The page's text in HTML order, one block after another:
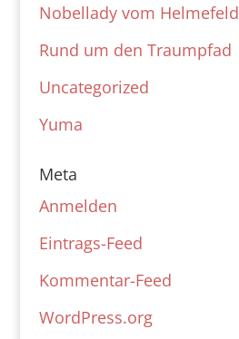
Nobellady vom Helmefeld
Rund um den Traumpfad
Uncategorized
Yuma
Meta
Anmelden
Eintrags-Feed
Kommentar-Feed
WordPress.org